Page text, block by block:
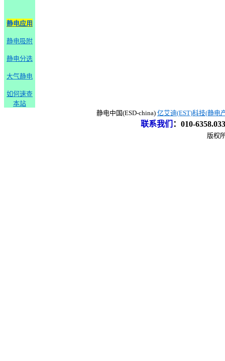
静电应用
静电吸附
静电分选
大气静电
如何速查
本站
静电中国(ESD-china) 亿艾迪(EST)科技(静电
联系我们 ： 010-
版权